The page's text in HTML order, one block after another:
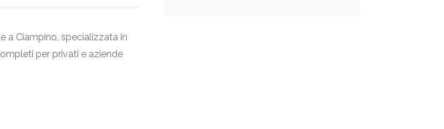
a Ciampino, specializzata in
per privati e aziende